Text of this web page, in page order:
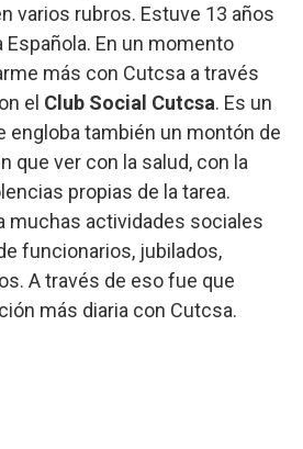
varios rubros. Estuve 13 años
Española. En un momento
más con Cutcsa a través
el Club Social Cutcsa. Es un
engloba también un montón de
que ver con la salud, con la
propias de la tarea.
muchas actividades sociales
funcionarios, jubilados,
A través de eso fue que
más diaria con Cutcsa.